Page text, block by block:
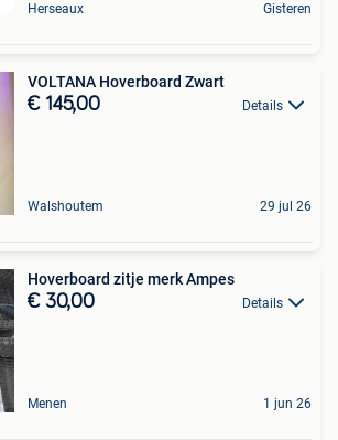
Herseaux Gisteren
VOLTANA Hoverboard Zwart
€ 145,00 Details
Walshoutem 29 jul 26
Hoverboard zitje merk Ampes
€ 30,00 Details
Menen 1 jun 26